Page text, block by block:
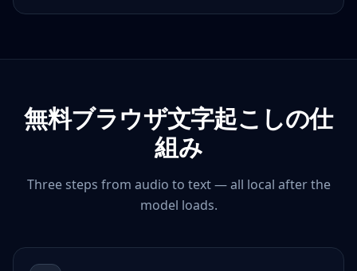
無料ブラウザ文字起こしの仕
組み
Three steps from audio to text — all local after the
model loads.